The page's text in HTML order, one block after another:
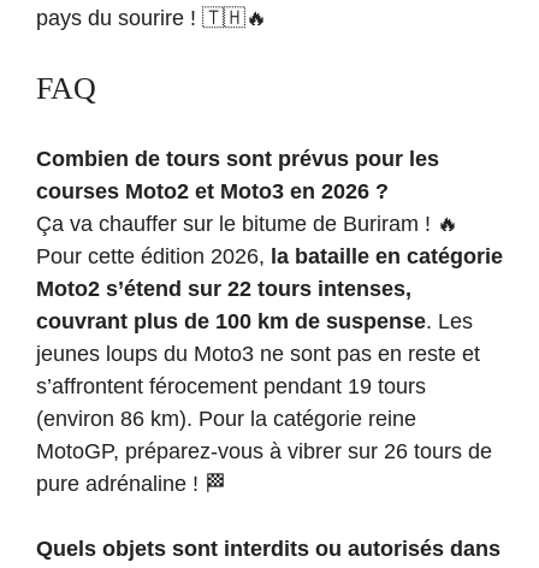
pays du sourire ! 🇹🇭🔥
FAQ
Combien de tours sont prévus pour les
courses Moto2 et Moto3 en 2026 ?
Ça va chauffer sur le bitume de Buriram ! 🔥
Pour cette édition 2026, la bataille en catégorie
Moto2 s’étend sur 22 tours intenses,
couvrant plus de 100 km de suspense. Les
jeunes loups du Moto3 ne sont pas en reste et
s’affrontent férocement pendant 19 tours
(environ 86 km). Pour la catégorie reine
MotoGP, préparez-vous à vibrer sur 26 tours de
pure adrénaline ! 🏁
Quels objets sont interdits ou autorisés dans